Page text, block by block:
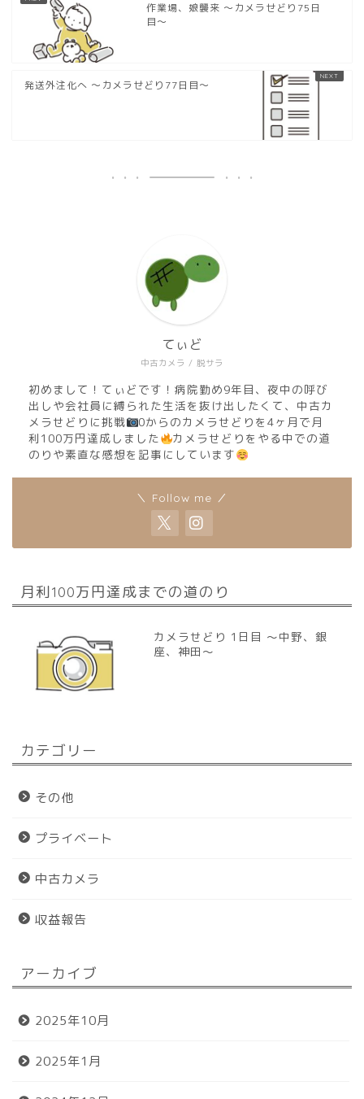
作業場、娘襲来 〜カメラせどり75日
目〜
発送外注化へ 〜カメラせどり77日目〜
中古カメラ / 脱サラ
てぃど
初めまして！てぃどです！病院勤め9年目、夜中の呼び
出しや会社員に縛られた生活を抜け出したくて、中古カ
メラせどりに挑戦
0からのカメラせどりを4ヶ月で月
利100万円達成しました
カメラせどりをやる中での道
のりや素直な感想を記事にしています
＼ Follow me ／
月利100万円達成までの道のり
カメラせどり 1日目 〜中野、銀
座、神田〜
カテゴリー
その他
プライベート
中古カメラ
収益報告
アーカイブ
2025年10月
2025年1月